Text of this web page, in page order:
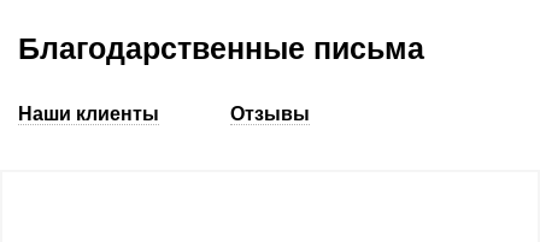
Благодарственные письма
Наши клиенты Отзывы